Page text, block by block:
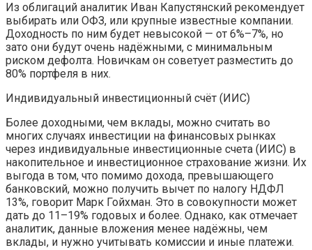
Из облигаций аналитик Иван Капустянский рекомендует
выбирать или ОФЗ, или крупные известные компании.
Доходность по ним будет невысокой — от 6%–7%, но
зато они будут очень надёжными, с минимальным
риском дефолта. Новичкам он советует разместить до
80% портфеля в них.
Индивидуальный инвестиционный счёт (ИИС)
Более доходными, чем вклады, можно считать во
многих случаях инвестиции на финансовых рынках
через индивидуальные инвестиционные счета (ИИС) в
накопительное и инвестиционное страхование жизни. Их
выгода в том, что помимо дохода, превышающего
банковский, можно получить вычет по налогу НДФЛ
13%, говорит Марк Гойхман. Это в совокупности может
дать до 11–19% годовых и более. Однако, как отмечает
аналитик, данные вложения менее надёжны, чем
вклады, и нужно учитывать комиссии и иные платежи.